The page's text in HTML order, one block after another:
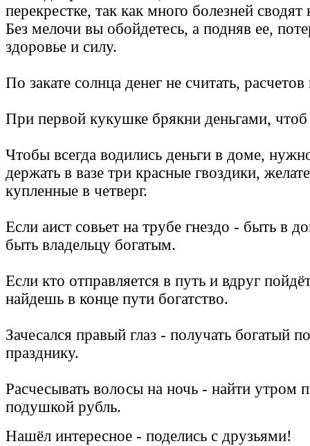
перекрестке, так как много болезней сводят
Без мелочи вы обойдетесь, а подняв ее,
здоровье и силу.
По закате солнца денег не считать, расчетов
При первой кукушке брякни деньгами, чтоб
Чтобы всегда водились деньги в доме,
держать в вазе три красные гвоздики,
купленные в четверг.
Если аист совьет на трубе гнездо - быть в
быть владельцу богатым.
Если кто отправляется в путь и вдруг
найдешь в конце пути богатство.
Зачесался правый глаз - получать богатый
празднику.
Расчесывать волосы на ночь - найти утром
подушкой рубль.
Нашёл интересное - поделись с друзьями!